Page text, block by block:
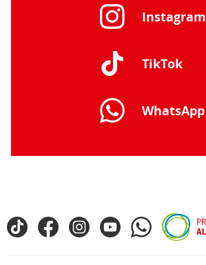
Instagram
TikTok
WhatsApp
Fußbereich
SPD
TikTokFacebookInstagramYouTubeWhatsApp
Alliance